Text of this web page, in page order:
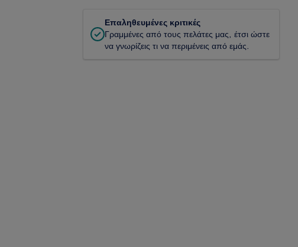
Επαληθευμένες κριτικές
Γραμμένες από τους πελάτες μας, έτσι ώστε
να γνωρίζεις τι να περιμένεις από εμάς.